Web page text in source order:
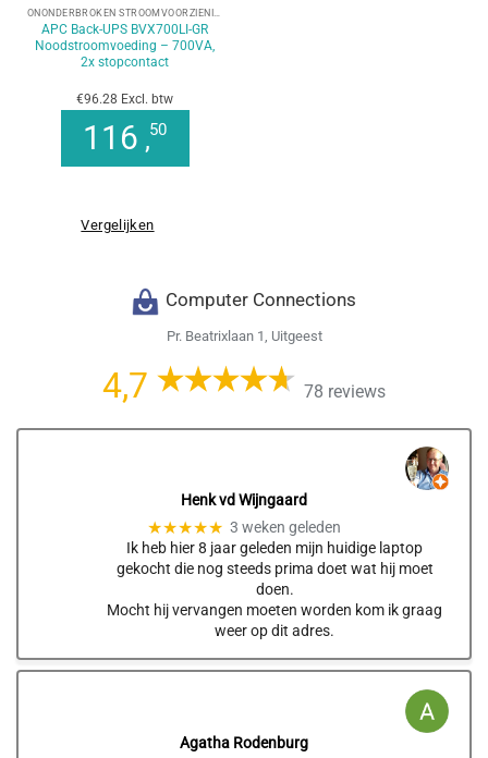
ONONDERBROKEN STROOMVOORZIENING (UPS)
APC Back-UPS BVX700LI-GR
Noodstroomvoeding – 700VA,
2x stopcontact
€96.28 Excl. btw
116 ,50
Vergelijken
Computer Connections
Pr. Beatrixlaan 1, Uitgeest
4,7 78 reviews
Henk vd Wijngaard
★★★★★ 3 weken geleden
Ik heb hier 8 jaar geleden mijn huidige laptop
gekocht die nog steeds prima doet wat hij moet
doen.
Mocht hij vervangen moeten worden kom ik graag
weer op dit adres.
Agatha Rodenburg